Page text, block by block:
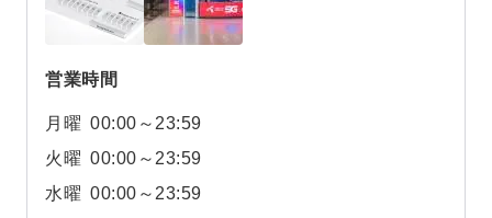
営業時間
月曜 00:00～23:59
火曜 00:00～23:59
水曜 00:00～23:59